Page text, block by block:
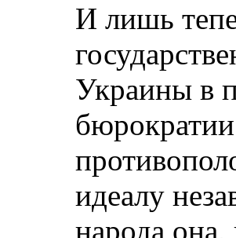
И лишь
Украины в
бюрократии
идеалу
народа она,